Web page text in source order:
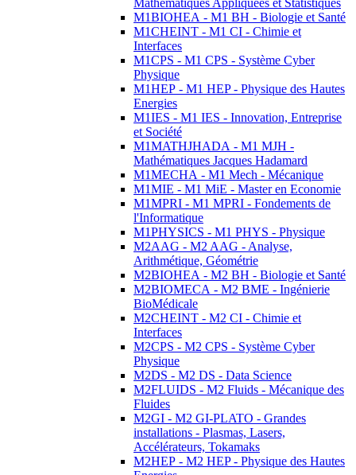
Mathématiques Appliquées et Statistiques
M1BIOHEA - M1 BH - Biologie et Santé
M1CHEINT - M1 CI - Chimie et
Interfaces
M1CPS - M1 CPS - Système Cyber
Physique
M1HEP - M1 HEP - Physique des Hautes
Energies
M1IES - M1 IES - Innovation, Entreprise
et Société
M1MATHJHADA - M1 MJH -
Mathématiques Jacques Hadamard
M1MECHA - M1 Mech - Mécanique
M1MIE - M1 MiE - Master en Economie
M1MPRI - M1 MPRI - Fondements de
l'Informatique
M1PHYSICS - M1 PHYS - Physique
M2AAG - M2 AAG - Analyse,
Arithmétique, Géométrie
M2BIOHEA - M2 BH - Biologie et Santé
M2BIOMECA - M2 BME - Ingénierie
BioMédicale
M2CHEINT - M2 CI - Chimie et
Interfaces
M2CPS - M2 CPS - Système Cyber
Physique
M2DS - M2 DS - Data Science
M2FLUIDS - M2 Fluids - Mécanique des
Fluides
M2GI - M2 GI-PLATO - Grandes
installations - Plasmas, Lasers,
Accélérateurs, Tokamaks
M2HEP - M2 HEP - Physique des Hautes